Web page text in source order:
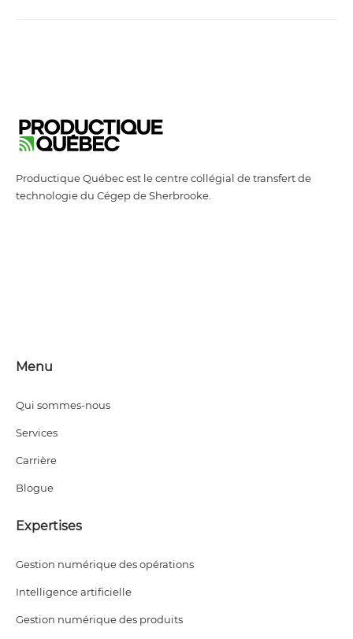
Productique Québec est le centre collégial de transfert de
technologie du Cégep de Sherbrooke.
Menu
Qui sommes-nous
Services
Carrière
Blogue
Expertises
Gestion numérique des opérations
Intelligence artificielle
Gestion numérique des produits